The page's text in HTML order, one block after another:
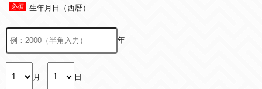
生年月日（西暦）
年
月 日